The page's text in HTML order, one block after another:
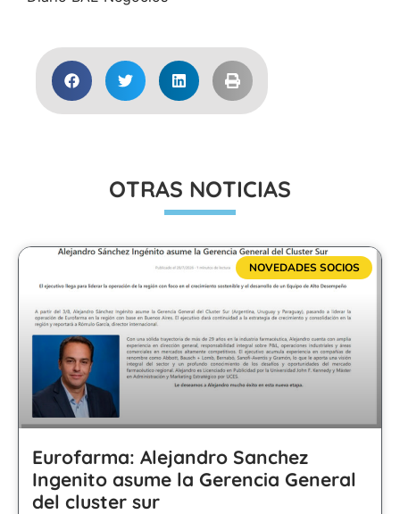
OTRAS NOTICIAS
NOVEDADES SOCIOS
Eurofarma: Alejandro Sanchez
Ingenito asume la Gerencia General
del cluster sur